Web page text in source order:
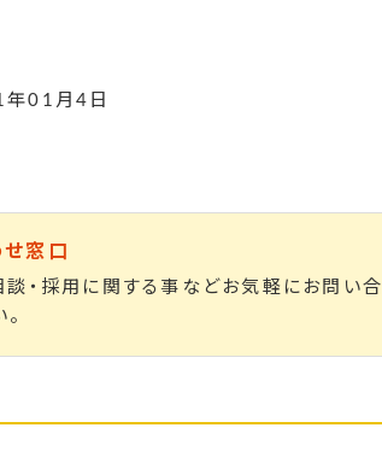
年01月4日
窓口
談・採用に関する事などお気軽にお問い合